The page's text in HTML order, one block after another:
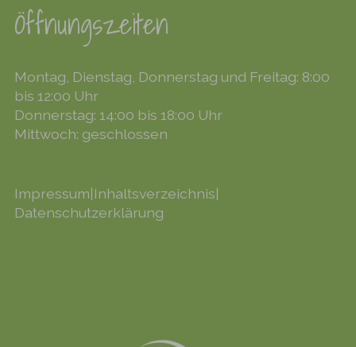
Öffnungszeiten
Montag, Dienstag, Donnerstag und Freitag: 8:00
bis 12:00 Uhr
Donnerstag: 14:00 bis 18:00 Uhr
Mittwoch: geschlossen
Impressum|Inhaltsverzeichnis|
Datenschutzerklärung